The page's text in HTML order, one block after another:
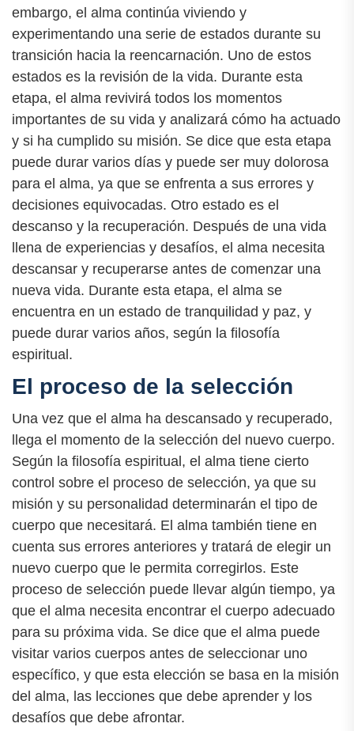
embargo, el alma continúa viviendo y
experimentando una serie de estados durante su
transición hacia la reencarnación. Uno de estos
estados es la revisión de la vida. Durante esta
etapa, el alma revivirá todos los momentos
importantes de su vida y analizará cómo ha actuado
y si ha cumplido su misión. Se dice que esta etapa
puede durar varios días y puede ser muy dolorosa
para el alma, ya que se enfrenta a sus errores y
decisiones equivocadas. Otro estado es el
descanso y la recuperación. Después de una vida
llena de experiencias y desafíos, el alma necesita
descansar y recuperarse antes de comenzar una
nueva vida. Durante esta etapa, el alma se
encuentra en un estado de tranquilidad y paz, y
puede durar varios años, según la filosofía
espiritual.
El proceso de la selección
Una vez que el alma ha descansado y recuperado,
llega el momento de la selección del nuevo cuerpo.
Según la filosofía espiritual, el alma tiene cierto
control sobre el proceso de selección, ya que su
misión y su personalidad determinarán el tipo de
cuerpo que necesitará. El alma también tiene en
cuenta sus errores anteriores y tratará de elegir un
nuevo cuerpo que le permita corregirlos. Este
proceso de selección puede llevar algún tiempo, ya
que el alma necesita encontrar el cuerpo adecuado
para su próxima vida. Se dice que el alma puede
visitar varios cuerpos antes de seleccionar uno
específico, y que esta elección se basa en la misión
del alma, las lecciones que debe aprender y los
desafíos que debe afrontar.